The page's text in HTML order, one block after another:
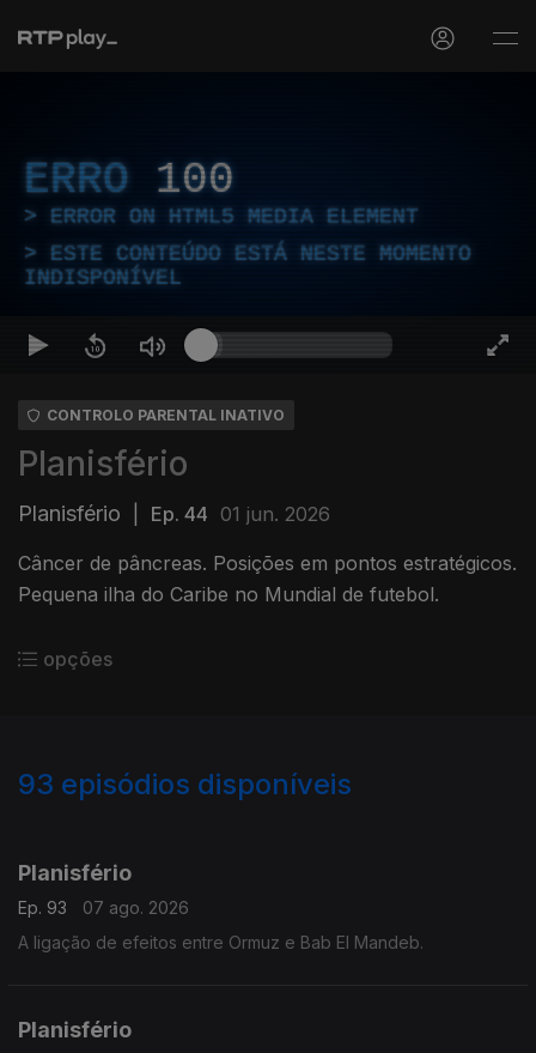
ERRO 100
ERROR ON HTML5 MEDIA ELEMENT
ESTE CONTEÚDO ESTÁ NESTE MOMENTO
INDISPONÍVEL
CONTROLO PARENTAL INATIVO
Planisfério
Planisfério Ep. 44 01 jun. 2026
Câncer de pâncreas. Posições em pontos estratégicos.
Pequena ilha do Caribe no Mundial de futebol.
opções
93 episódios disponíveis
Planisfério
Ep. 93
07 ago. 2026
A ligação de efeitos entre Ormuz e Bab El Mandeb.
Planisfério